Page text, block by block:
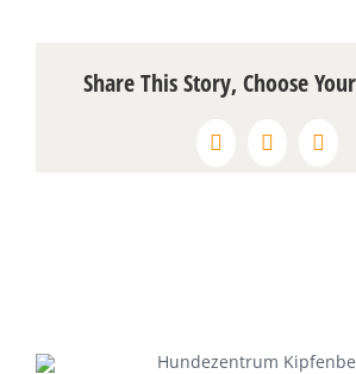
Share This Story, Choose
FacebookWhatsApp